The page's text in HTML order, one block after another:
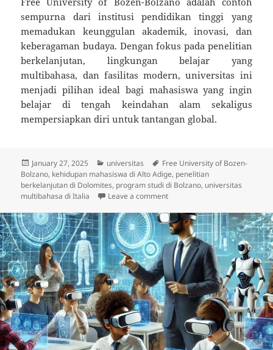
sempurna dari institusi pendidikan tinggi yang
memadukan keunggulan akademik, inovasi, dan
keberagaman budaya. Dengan fokus pada penelitian
berkelanjutan, lingkungan belajar yang
multibahasa, dan fasilitas modern, universitas ini
menjadi pilihan ideal bagi mahasiswa yang ingin
belajar di tengah keindahan alam sekaligus
mempersiapkan diri untuk tantangan global.
Posted
on
January 27, 2025 Categories
universitas Tags
Free University of Bozen-
Bolzano, kehidupan mahasiswa di Alto Adige, penelitian
berkelanjutan di Dolomites, program studi di Bolzano, universitas
multibahasa di Italia
Leave a commenton Free University of Bozen-